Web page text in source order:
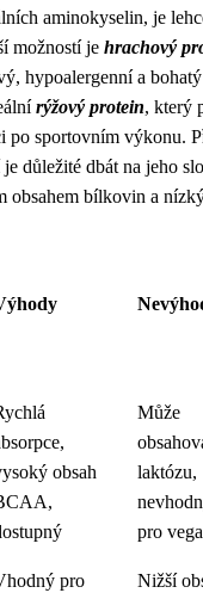
aminokyselin, je
možností je hrachový
hypoalergenní a
rýžový protein, který
po sportovním výkonu.
důležité dbát na jeho
obsahem bílkovin a
obsah
Může
laktózu,
pro
pro
Nižší